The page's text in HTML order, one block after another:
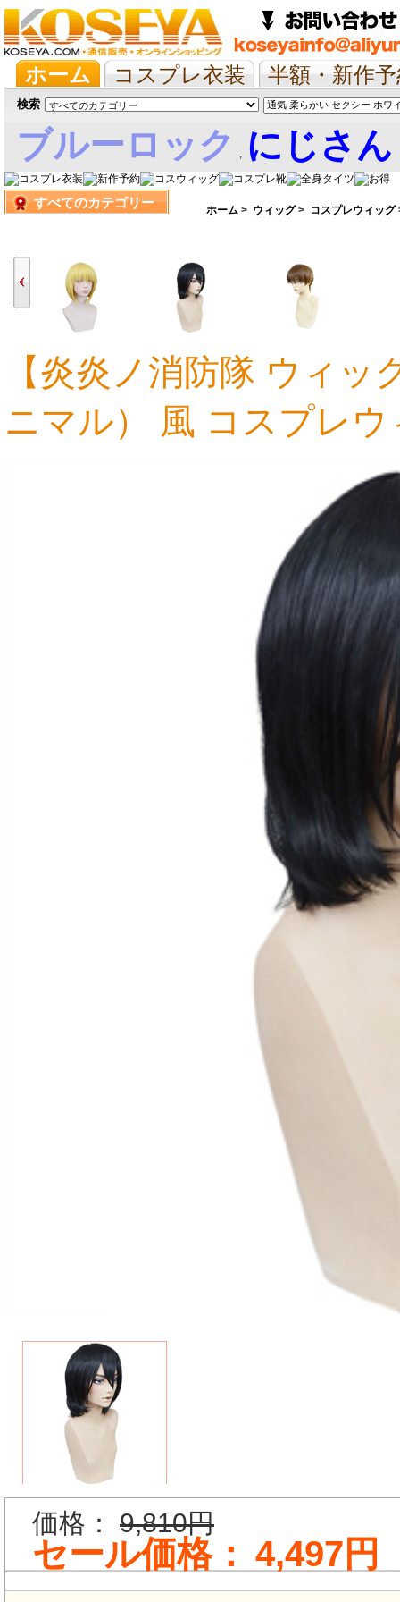
ホーム コスプレ衣装
半額・新作
抱き枕/布団/シーツ
ツイステ ウマ
検索
ブルーロック , にじさ
娘すべてのカテゴリー ホーム > ウィッグ> コスプレウィッグ
4,497円 4,497円 4,497円
【炎炎ノ消防隊 ウィ
ニマル） 風 コスプレウ
価格： 9,810円
セール価格： 4,497円